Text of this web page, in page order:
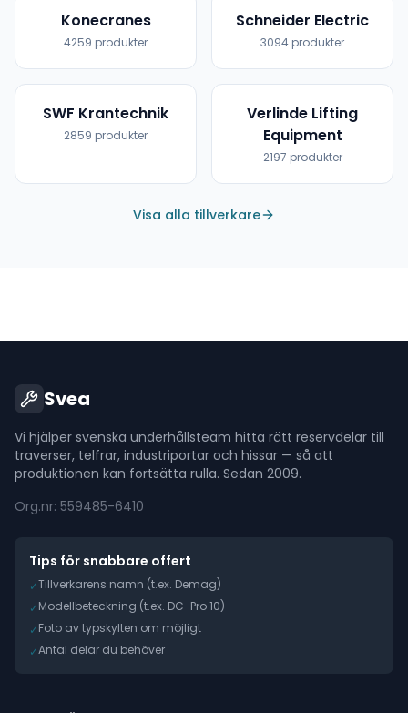
Konecranes
4259 produkter
Schneider Electric
3094 produkter
SWF Krantechnik
2859 produkter
Verlinde Lifting
Equipment
2197 produkter
Visa alla tillverkare
Svea
Vi hjälper svenska underhållsteam hitta rätt reservdelar till
traverser, telfrar, industriportar och hissar — så att
produktionen kan fortsätta rulla. Sedan 2009.
Org.nr: 559485-6410
Tips för snabbare offert
✓Tillverkarens namn (t.ex. Demag)
✓Modellbeteckning (t.ex. DC-Pro 10)
✓Foto av typskylten om möjligt
✓Antal delar du behöver